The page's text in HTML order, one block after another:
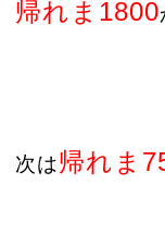
帰れま 1800
次は帰れま